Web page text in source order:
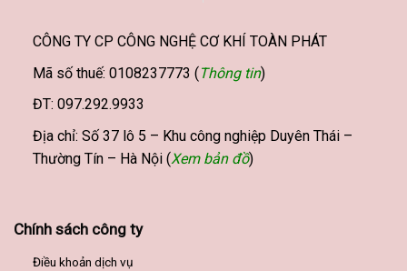
CÔNG TY CP CÔNG NGHỆ CƠ KHÍ TOÀN PHÁT
Mã số thuế: 0108237773 (Thông tin)
ĐT: 097.292.9933
Địa chỉ: Số 37 lô 5 – Khu công nghiệp Duyên Thái –
Thường Tín – Hà Nội (Xem bản đồ)
Chính sách công ty
Điều khoản dịch vụ